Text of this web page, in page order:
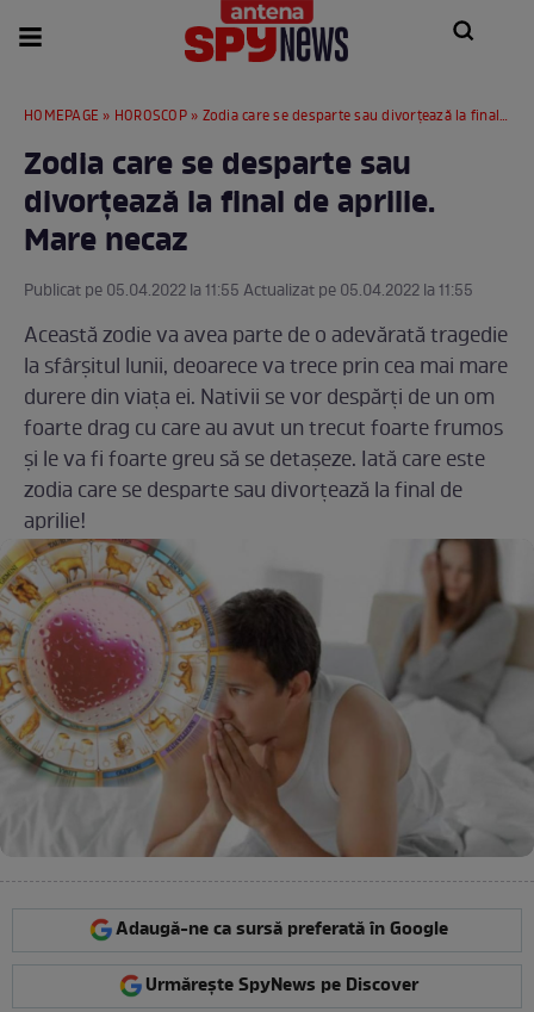
HOMEPAGE » HOROSCOP » Zodia care se desparte sau divorțează la final de aprilie. Mare necaz
Zodia care se desparte sau
divorțează la final de aprilie.
Mare necaz
Publicat pe 05.04.2022 la 11:55 Actualizat pe 05.04.2022 la 11:55
Această zodie va avea parte de o adevărată tragedie
la sfârșitul lunii, deoarece va trece prin cea mai mare
durere din viața ei. Nativii se vor despărți de un om
foarte drag cu care au avut un trecut foarte frumos
și le va fi foarte greu să se detașeze. Iată care este
zodia care se desparte sau divorțează la final de
aprilie!
Adaugă-ne ca sursă preferată în Google
Urmărește SpyNews pe Discover